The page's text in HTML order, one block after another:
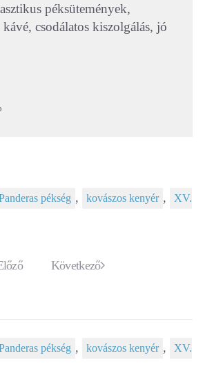
péksütemények,
csodálatos kiszolgálás, jó
pékség , kovászos kenyér , XV.
Következő
pékség , kovászos kenyér , XV.